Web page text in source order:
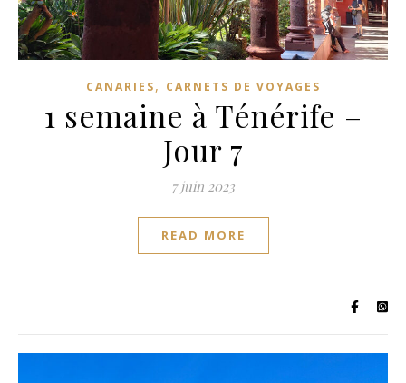
CANARIES, CARNETS DE VOYAGES
1 semaine à Ténérife –
Jour 7
7 juin 2023
READ MORE